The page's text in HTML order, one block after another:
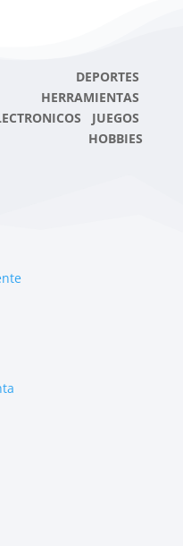
DEPORTES
HERRAMIENTAS
JUEGOS
HOBBIES